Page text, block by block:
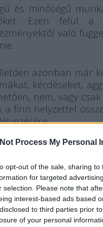
Process My Personal
opt-out of the sale, sharing
for targeted
selection. Please note that
interest-based ads based
to third parties prior
of your personal
és minőségű
Ezen felül a
való
azonban már
kérdéseket,
nem, vagy
finn helyzettel
visszatérő
egyik tagjának
hárul
Ez nem szerencsés
ahol a